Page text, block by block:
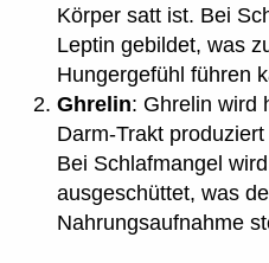
Körper satt ist. Bei
Leptin gebildet, was
Hungergefühl führen
Ghrelin: Ghrelin wird
Darm-Trakt
Bei Schlafmangel
ausgeschüttet, was
Nahrungsaufnahme